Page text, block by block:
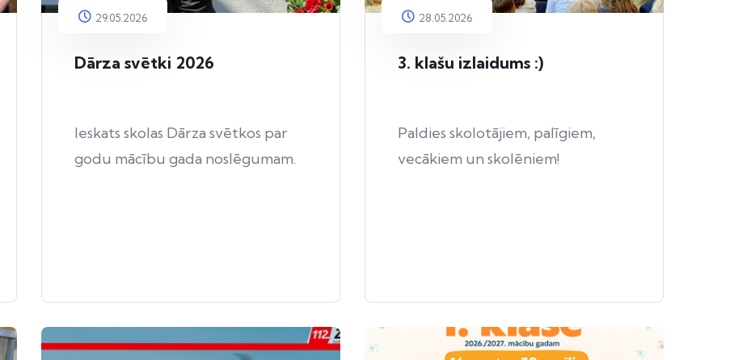
29.05.2026
Dārza svētki 2026
Ieskats skolas Dārza svētkos par
godu mācību gada noslēgumam.
28.05.2026
3. klašu izlaidums :)
Paldies skolotājiem, palīgiem,
vecākiem un skolēniem!